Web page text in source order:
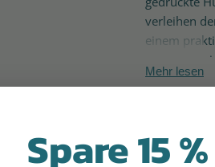
verleihen
einem
der das
TEX®
Weiche
Mehr lesen
Spare 15